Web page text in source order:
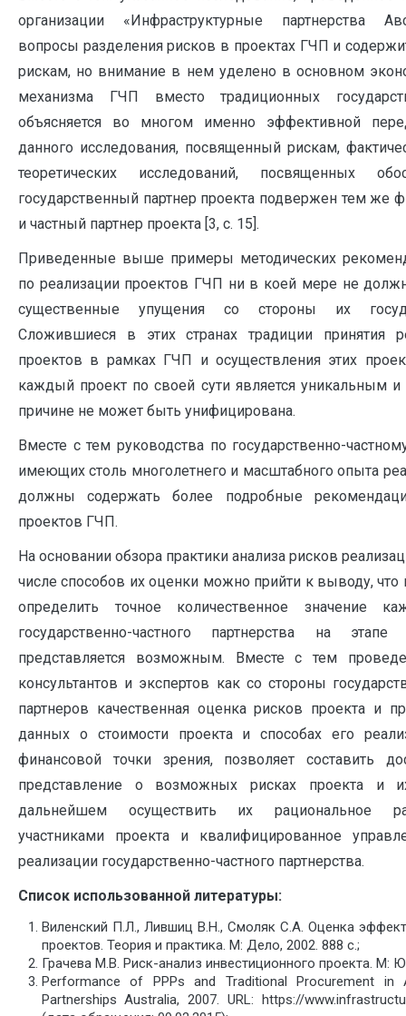
организации «Инфраструктурные партнерства
вопросы разделения рисков в проектах ГЧП и
рискам, но внимание в нем уделено в основном
механизма ГЧП вместо традиционных
объясняется во многом именно эффективной
данного исследования, посвященный рискам,
теоретических исследований, посвященных
государственный партнер проекта подвержен тем же
и частный партнер проекта [3, с. 15].
Приведенные выше примеры методических
по реализации проектов ГЧП ни в коей мере не
существенные упущения со стороны их
Сложившиеся в этих странах традиции принятия
проектов в рамках ГЧП и осуществления этих
каждый проект по своей сути является уникальным
причине не может быть унифицирована.
Вместе с тем руководства по государственно-
имеющих столь многолетнего и масштабного опыта
должны содержать более подробные
проектов ГЧП.
На основании обзора практики анализа рисков
числе способов их оценки можно прийти к выводу, что
определить точное количественное значение
государственно-частного партнерства на
представляется возможным. Вместе с тем
консультантов и экспертов как со стороны
партнеров качественная оценка рисков проекта и
данных о стоимости проекта и способах его
финансовой точки зрения, позволяет составить
представление о возможных рисках проекта и
дальнейшем осуществить их рациональное
участниками проекта и квалифицированное
реализации государственно-частного партнерства.
Список использованной литературы:
Виленский П.Л., Лившиц В.Н., Смоляк С.А. Оценка
проектов. Теория и практика. М: Дело, 2002. 888 с.;
Грачева М.В. Риск-анализ инвестиционного проекта.
Performance of PPPs and Traditional Procurement in
Partnerships Australia, 2007. URL: https://